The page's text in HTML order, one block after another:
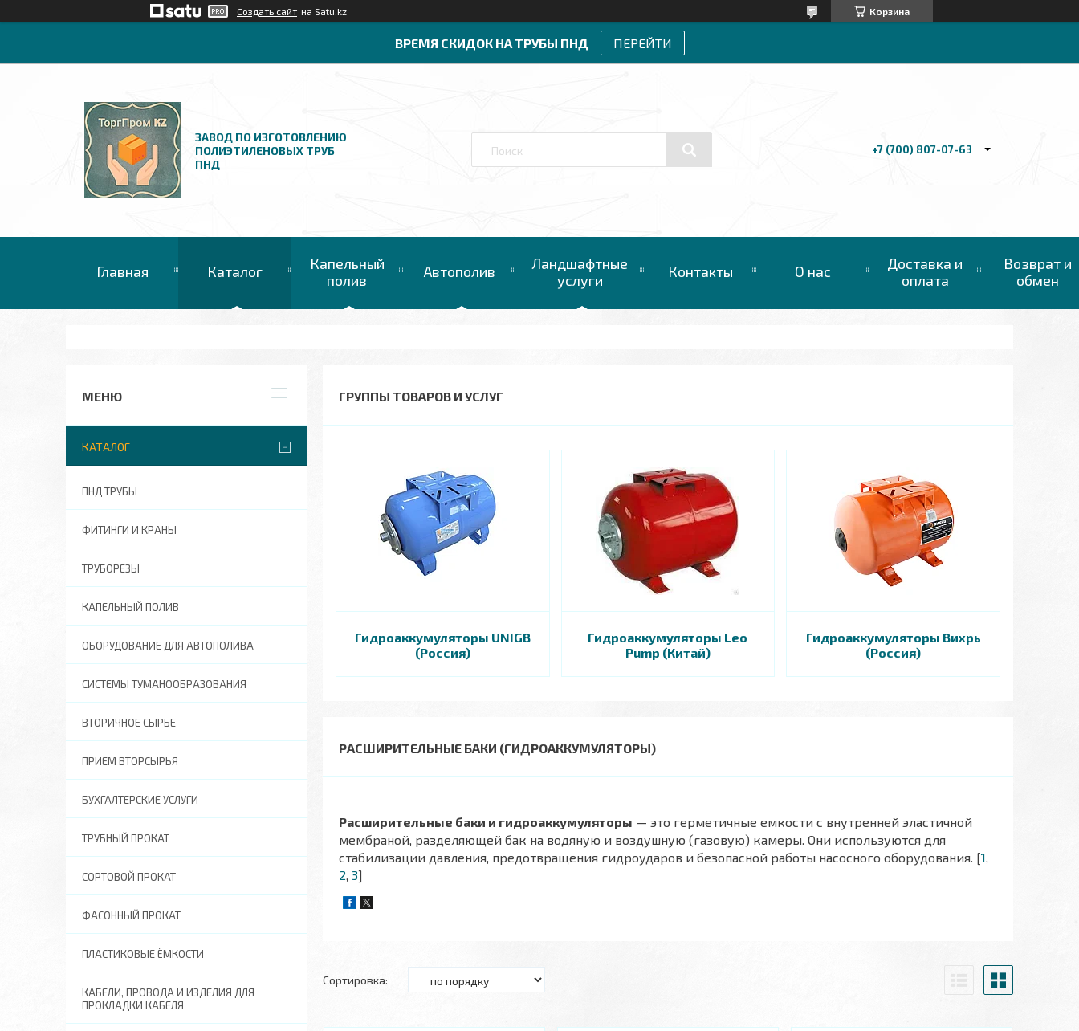
Создать сайт на Satu.kz Корзина
ВРЕМЯ СКИДОК НА ТРУБЫ ПНД ПЕРЕЙТИ
ЗАВОД ПО ИЗГОТОВЛЕНИЮ
ПОЛИЭТИЛЕНОВЫХ ТРУБ
ПНД
+7 (700) 807-07-63
Главная Каталог
Капельный
полив
Автополив
Ландшафтные
услуги
Контакты О нас
Доставка и
оплата
Возврат и
обмен
ГРУППЫ ТОВАРОВ И УСЛУГ
Гидроаккумуляторы UNIGB
(Россия)
Гидроаккумуляторы Leo
Pump (Китай)
Гидроаккумуляторы Вихрь
(Россия)
РАСШИРИТЕЛЬНЫЕ БАКИ (ГИДРОАККУМУЛЯТОРЫ)
Расширительные баки и гидроаккумуляторы — это герметичные емкости с внутренней эластичной
мембраной, разделяющей бак на водяную и воздушную (газовую) камеры. Они используются для
стабилизации давления, предотвращения гидроударов и безопасной работы насосного оборудования. [1,
2, 3]
КАТАЛОГ
ПНД ТРУБЫ
ФИТИНГИ И КРАНЫ
ТРУБОРЕЗЫ
КАПЕЛЬНЫЙ ПОЛИВ
ОБОРУДОВАНИЕ ДЛЯ АВТОПОЛИВА
СИСТЕМЫ ТУМАНООБРАЗОВАНИЯ
ВТОРИЧНОЕ СЫРЬЕ
ПРИЕМ ВТОРСЫРЬЯ
БУХГАЛТЕРСКИЕ УСЛУГИ
ТРУБНЫЙ ПРОКАТ
СОРТОВОЙ ПРОКАТ
ФАСОННЫЙ ПРОКАТ
ПЛАСТИКОВЫЕ ЁМКОСТИ
КАБЕЛИ, ПРОВОДА И ИЗДЕЛИЯ ДЛЯ
ПРОКЛАДКИ КАБЕЛЯ